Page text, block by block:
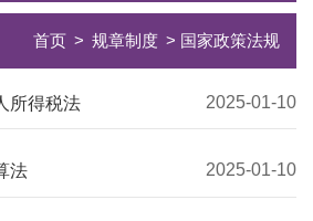
首页 > 规章制度 > 国家政策法规
所得税法 2025-01-10
法 2025-01-10